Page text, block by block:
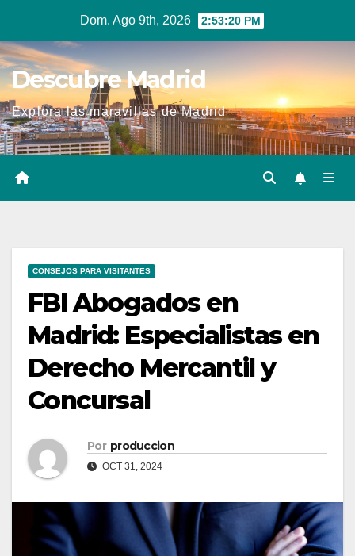
contenido
Dom. Ago 9th, 2026 2:53:21 PM
Descubre Madrid
Explora las maravillas de Madrid
CONSEJOS PARA VISITANTES
FBI Abogados en
Madrid: Especialistas en
Derecho Mercantil y
Concursal
Por produccion
OCT 31, 2024